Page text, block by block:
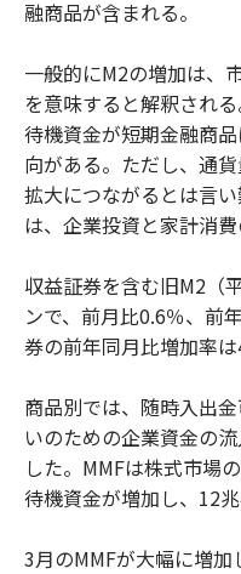
融商品が含まれる。
一般的にM2の増加は、
を意味すると解釈され
待機資金が短期金融商
向がある。ただし、通
拡大につながるとは言
は、企業投資と家計消
収益証券を含む旧M2（
ンで、前月比0.6％、前
券の前年同月比増加率は
商品別では、随時入出
いのための企業資金の
した。MMFは株式市場
待機資金が増加し、12
3月のMMFが大幅に増